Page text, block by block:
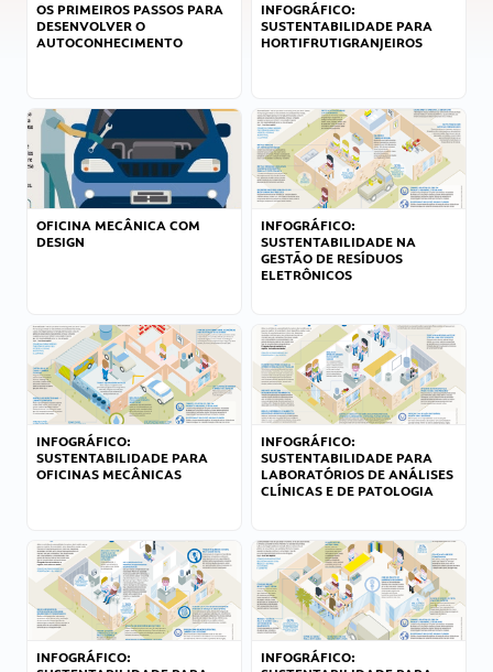
OS PRIMEIROS PASSOS PARA
DESENVOLVER O
AUTOCONHECIMENTO
INFOGRÁFICO:
SUSTENTABILIDADE PARA
HORTIFRUTIGRANJEIROS
OFICINA MECÂNICA COM
DESIGN
INFOGRÁFICO:
SUSTENTABILIDADE NA
GESTÃO DE RESÍDUOS
ELETRÔNICOS
INFOGRÁFICO:
SUSTENTABILIDADE PARA
OFICINAS MECÂNICAS
INFOGRÁFICO:
SUSTENTABILIDADE PARA
LABORATÓRIOS DE ANÁLISES
CLÍNICAS E DE PATOLOGIA
INFOGRÁFICO:
INFOGRÁFICO: